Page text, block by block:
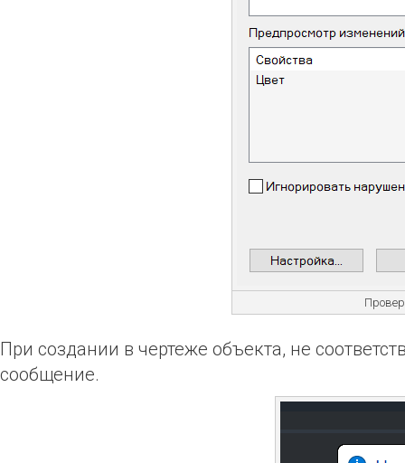
При создании в чертеже объекта, не
сообщение.